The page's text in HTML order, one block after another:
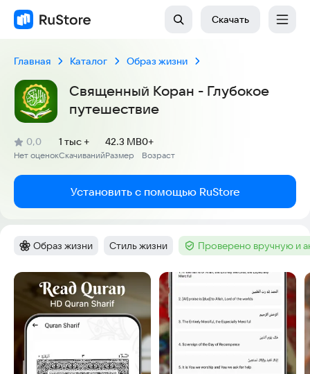
Скачать
Главная Каталог Образ жизни
Священный Коран - Глубокое
путешествие
Рейтинг:
0,0
(
Нет оценок
)
Скачиваний
1 тыс +
Размер
42.3 MB
Возраст
0+
Установить с помощью RuStore
Категория:
Образ жизни Тег:
Стиль жизни Тег :Проверено вручную и
Скриншоты